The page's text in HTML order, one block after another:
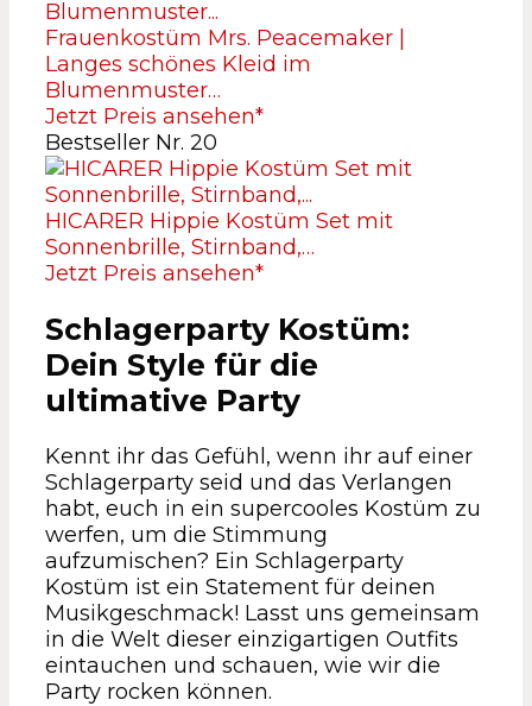
Frauenkostüm Mrs. Peacemaker |
Langes schönes Kleid im
Blumenmuster…
Jetzt Preis ansehen*
Bestseller Nr. 20
HICARER Hippie Kostüm Set mit
Sonnenbrille, Stirnband,…
Jetzt Preis ansehen*
Schlagerparty Kostüm:
Dein Style für die
ultimative Party
Kennt ihr das Gefühl, wenn ihr auf einer
Schlagerparty seid und das Verlangen
habt, euch in ein supercooles Kostüm zu
werfen, um die Stimmung
aufzumischen? Ein Schlagerparty
Kostüm ist ein Statement für deinen
Musikgeschmack! Lasst uns gemeinsam
in die Welt dieser einzigartigen Outfits
eintauchen und schauen, wie wir die
Party rocken können.